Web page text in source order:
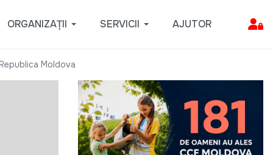
ORGANIZAȚII SERVICII AJUTOR
Moldova